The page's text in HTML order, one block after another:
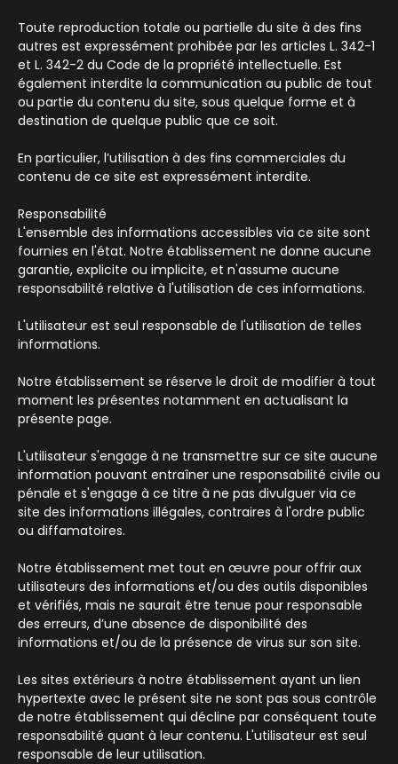
Toute reproduction totale ou partielle du site à des fins
autres est expressément prohibée par les articles L. 342-1
et L. 342-2 du Code de la propriété intellectuelle. Est
également interdite la communication au public de tout
ou partie du contenu du site, sous quelque forme et à
destination de quelque public que ce soit.
En particulier, l’utilisation à des fins commerciales du
contenu de ce site est expressément interdite.
Responsabilité
L'ensemble des informations accessibles via ce site sont
fournies en l'état. Notre établissement ne donne aucune
garantie, explicite ou implicite, et n'assume aucune
responsabilité relative à l'utilisation de ces informations.
L'utilisateur est seul responsable de l'utilisation de telles
informations.
Notre établissement se réserve le droit de modifier à tout
moment les présentes notamment en actualisant la
présente page.
L'utilisateur s'engage à ne transmettre sur ce site aucune
information pouvant entraîner une responsabilité civile ou
pénale et s'engage à ce titre à ne pas divulguer via ce
site des informations illégales, contraires à l'ordre public
ou diffamatoires.
Notre établissement met tout en œuvre pour offrir aux
utilisateurs des informations et/ou des outils disponibles
et vérifiés, mais ne saurait être tenue pour responsable
des erreurs, d’une absence de disponibilité des
informations et/ou de la présence de virus sur son site.
Les sites extérieurs à notre établissement ayant un lien
hypertexte avec le présent site ne sont pas sous contrôle
de notre établissement qui décline par conséquent toute
responsabilité quant à leur contenu. L'utilisateur est seul
responsable de leur utilisation.